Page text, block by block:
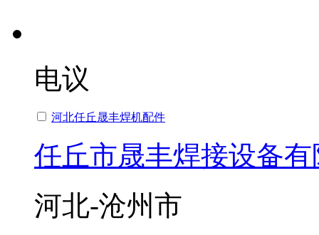
电议
河北任丘晟丰焊机配件
任丘市晟丰焊接设备
河北-沧州市